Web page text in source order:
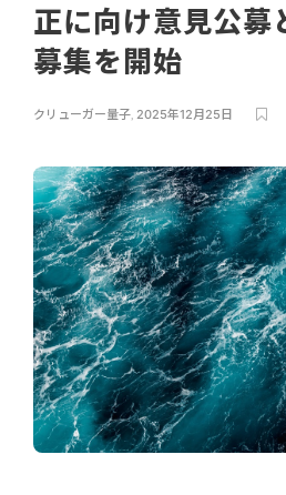
正に向け意見公募
募集を開始
クリューガー量子, 2025年12月25日